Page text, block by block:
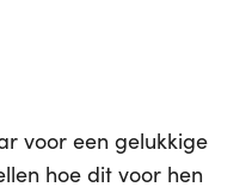
voor een gelukkige
hoe dit voor hen